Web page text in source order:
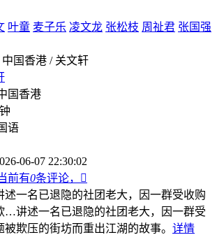
叶童 麦子乐 凌文龙 张松枝 周祉君 张国强
中国香港 / 关文轩
国香港
语
06-07 22:30:02
前有0条评论，

述一名已退隐的社团老大，因一群受收购
…讲述一名已退隐的社团老大，因一群受
被欺压的街坊而重出江湖的故事。 详情